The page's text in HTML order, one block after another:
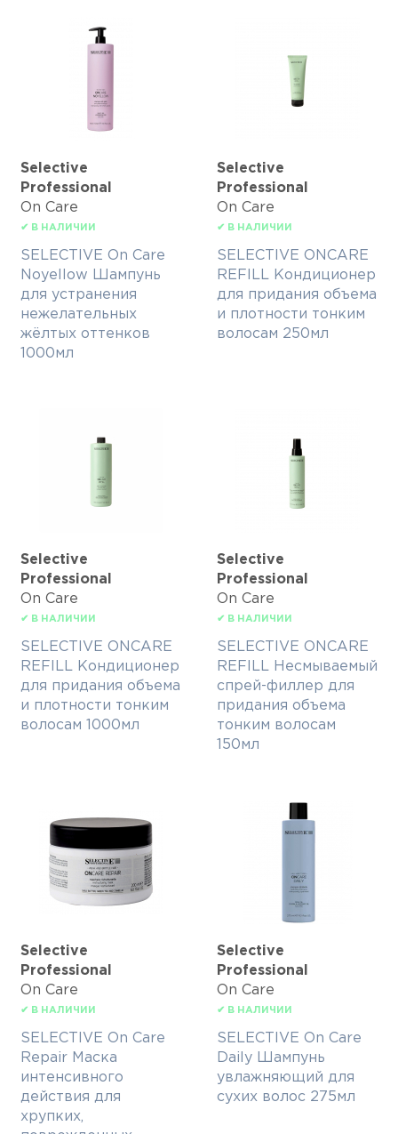
Selective
Professional
On Care
✔ В НАЛИЧИИ
SELECTIVE On Care
Noyellow Шампунь
для устранения
нежелательных
жёлтых оттенков
1000мл
Selective
Professional
On Care
✔ В НАЛИЧИИ
SELECTIVE ONCARE
REFILL Кондиционер
для придания объема
и плотности тонким
волосам 250мл
Selective
Professional
On Care
✔ В НАЛИЧИИ
SELECTIVE ONCARE
REFILL Кондиционер
для придания объема
и плотности тонким
волосам 1000мл
Selective
Professional
On Care
✔ В НАЛИЧИИ
SELECTIVE ONCARE
REFILL Несмываемый
спрей-филлер для
придания объема
тонким волосам
150мл
Selective
Professional
On Care
✔ В НАЛИЧИИ
SELECTIVE On Care
Repair Маска
интенсивного
действия для
хрупких,
Selective
Professional
On Care
✔ В НАЛИЧИИ
SELECTIVE On Care
Daily Шампунь
увлажняющий для
сухих волос 275мл